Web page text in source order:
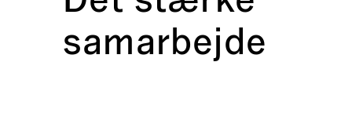
samarbejde